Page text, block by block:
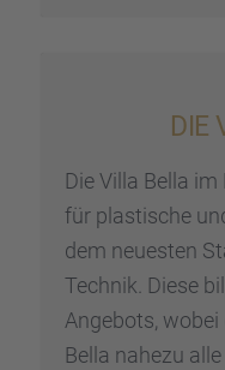
DIE
Die Villa Bella
für plasti­sche
dem neues­ten
Technik. Diese
Angebots,
Bella nahezu